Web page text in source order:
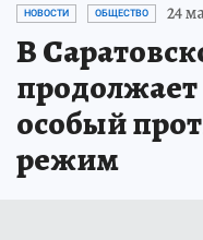
НОВОСТИ ОБЩЕСТВО 24
В
продолжает
особый
режим